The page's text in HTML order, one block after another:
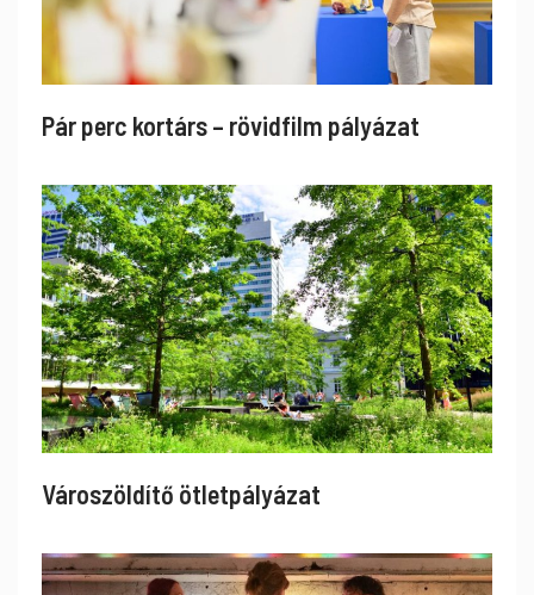
Pár perc kortárs – rövidfilm pályázat
Városzöldítő ötletpályázat